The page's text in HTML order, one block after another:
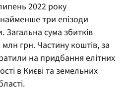
2022 року
три епізоди
сума збитків
грн. Частину коштів, за
на придбання елітних
в Києві та земельних